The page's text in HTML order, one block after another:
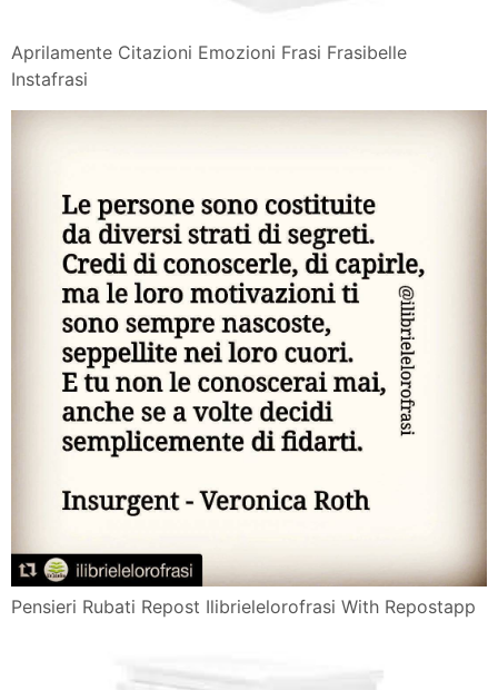
Aprilamente Citazioni Emozioni Frasi Frasibelle
Instafrasi
Pensieri Rubati Repost Ilibrielelorofrasi With Repostapp